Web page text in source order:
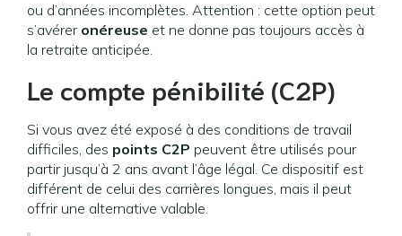
ou d’années incomplètes. Attention : cette option peut
s’avérer onéreuse et ne donne pas toujours accès à
la retraite anticipée.
Le compte pénibilité (C2P)
Si vous avez été exposé à des conditions de travail
difficiles, des points C2P peuvent être utilisés pour
partir jusqu’à 2 ans avant l’âge légal. Ce dispositif est
différent de celui des carrières longues, mais il peut
offrir une alternative valable.